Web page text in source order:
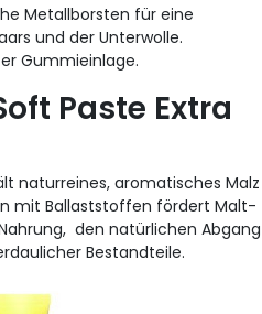
Metallborsten für eine
und der Unterwolle.
Gummieinlage.
Paste Extra
naturreines, aromatisches Malz
mit Ballaststoffen fördert Malt-
den natürlichen Abgang
Bestandteile.